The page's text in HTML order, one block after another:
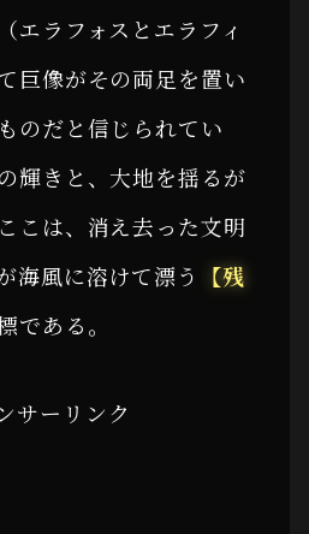
エラフォスとエラフィ
巨像がその両足を置い
のだと信じられてい
輝きと、大地を揺るが
こは、消え去った文明
海風に溶けて漂う
【残
である。
サーリンク